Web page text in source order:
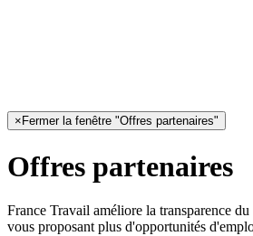
× Fermer la fenêtre "Offres partenaires"
Offres partenaires
France Travail améliore la transparence
vous proposant plus d'opportunités